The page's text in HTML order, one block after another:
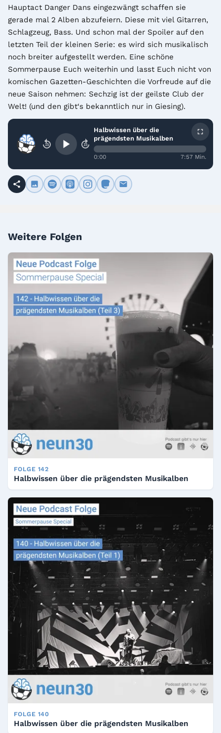
Hauptact Danger Dans eingezwängt schaffen sie
gerade mal 2 Alben abzufeiern. Diese mit viel Gitarren,
Schlagzeug, Bass. Und schon mal der Spoiler auf den
letzten Teil der kleinen Serie: es wird sich musikalisch
noch breiter aufgestellt werden. Eine schöne
Sommerpause Euch weiterhin und lasst Euch nicht von
komischen Gazetten-Geschichten die Vorfreude auf die
neue Saison nehmen: Sechzig ist der geilste Club der
Welt! (und den gibt‘s bekanntlich nur in Giesing).
15 15
Halbwissen über die
prägendsten Musikalben
0:00 7:57 Min.
Weitere Folgen
FOLGE 142
Halbwissen über die prägendsten Musikalben
FOLGE 140
Halbwissen über die prägendsten Musikalben